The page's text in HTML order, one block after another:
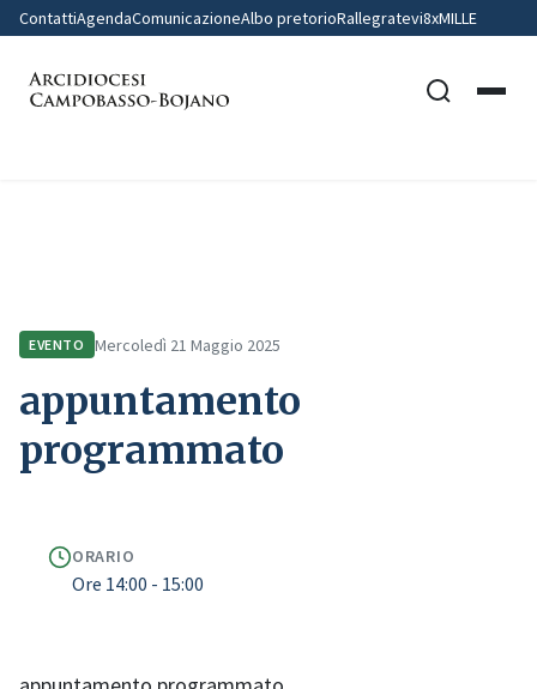
ContattiAgendaComunicazioneAlbo pretorioRallegratevi8xMILLE
EVENTO Mercoledì 21 Maggio 2025
appuntamento
programmato
ORARIO
Ore 14:00 - 15:00